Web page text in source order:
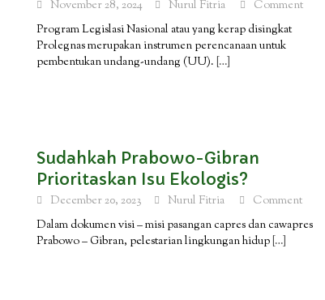
November 28, 2024 Nurul Fitria
Comment
Program Legislasi Nasional atau yang kerap disingkat
Prolegnas merupakan instrumen perencanaan untuk
pembentukan undang-undang (UU). […]
Sudahkah Prabowo-Gibran
Prioritaskan Isu Ekologis?
December 20, 2023 Nurul Fitria
Comment
Dalam dokumen visi – misi pasangan capres dan cawapres
Prabowo – Gibran, pelestarian lingkungan hidup […]